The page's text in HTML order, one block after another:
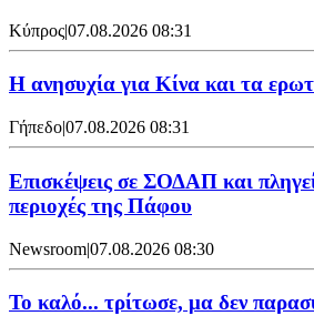
Κύπρος|07.08.2026 08:31
Η ανησυχία για Κίνα και τα
Γήπεδο|07.08.2026 08:31
Επισκέψεις σε ΣΟΔΑΠ και
περιοχές της Πάφου
Newsroom|07.08.2026 08:30
Το καλό... τρίτωσε, μα δεν